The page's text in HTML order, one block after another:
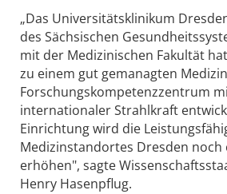
„Das Universitätsklinikum
des Sächsischen
mit der Medizinischen Fakultät
zu einem gut gemanagten
Forschungskompetenzzentrum
internationaler Strahlkraft
Einrichtung wird die
Medizinstandortes Dresden
erhöhen", sagte
Henry Hasenpflug.